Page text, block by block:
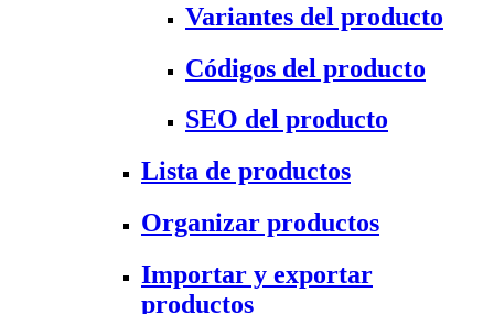
Variantes del producto
Códigos del producto
SEO del producto
Lista de productos
Organizar productos
Importar y exportar
productos